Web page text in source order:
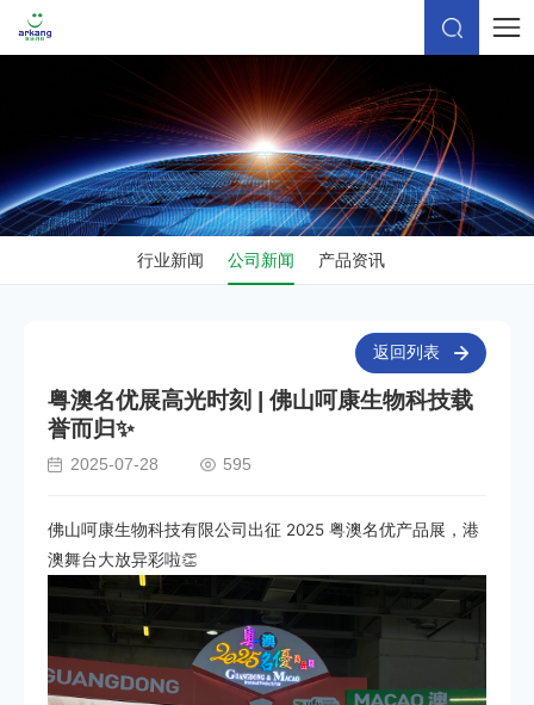
行业新闻 公司新闻 产品资讯
返回列表
粤澳名优展高光时刻 | 佛山呵康生物科技载
誉而归✨
2025-07-28 595
佛山呵康生物科技有限公司出征 2025 粤澳名优产品展，港
澳舞台大放异彩啦👏